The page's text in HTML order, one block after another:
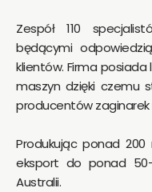
Zespół 110
będącymi
klientów. Firma
maszyn dzięki czemu
producentów
Produkując ponad
eksport do ponad 50-
Australii.